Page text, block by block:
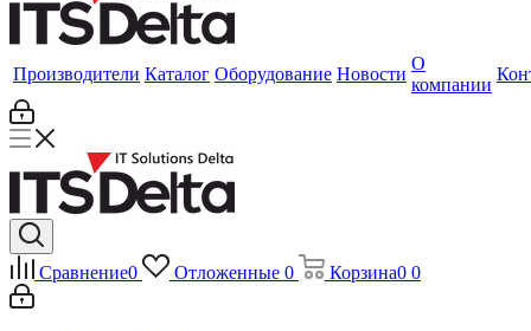
Производители Каталог Оборудование Новости
О
компании
Сравнение0 Отложенные 0 Корзина0 0